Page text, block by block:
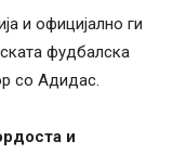
и официјално ги
фудбалска
со Адидас.
и